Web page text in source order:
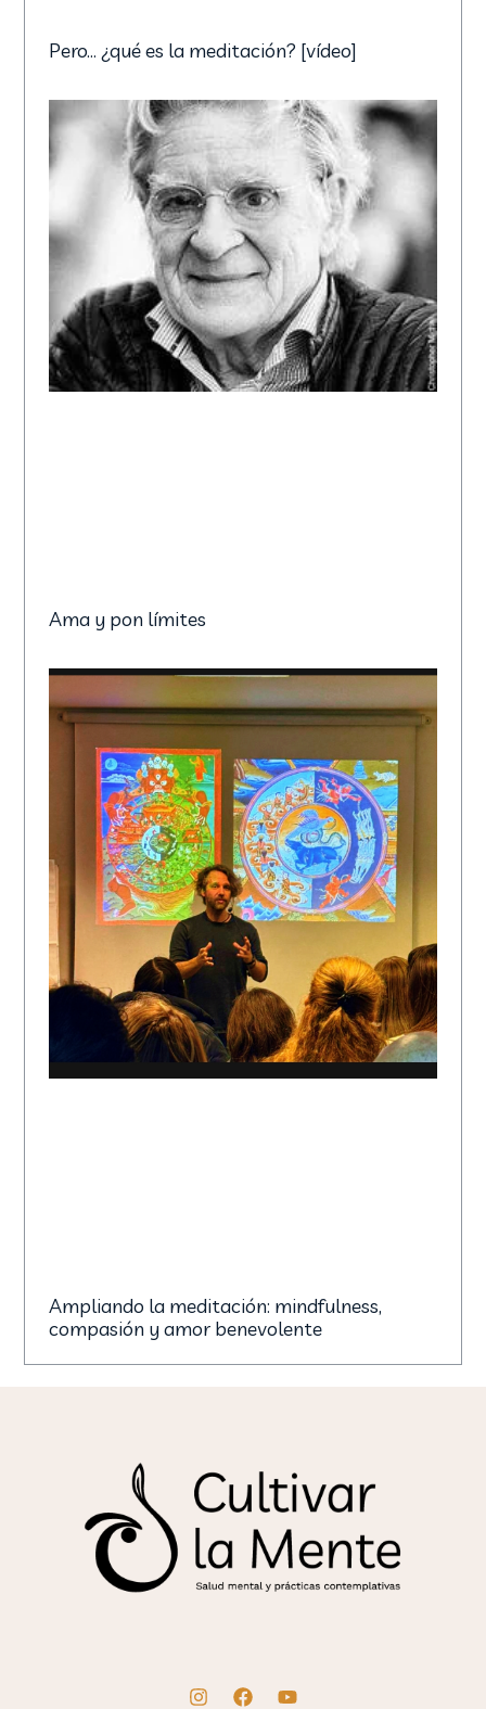
Pero… ¿qué es la meditación? [vídeo]
Ama y pon límites
Ampliando la meditación: mindfulness,
compasión y amor benevolente